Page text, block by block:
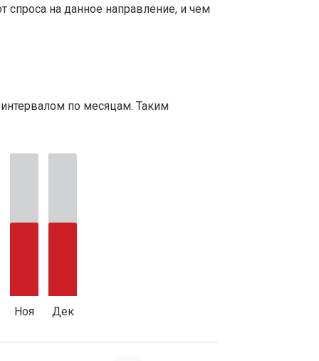
спроса на данное направление, и чем
по месяцам. Таким
Ноя Дек